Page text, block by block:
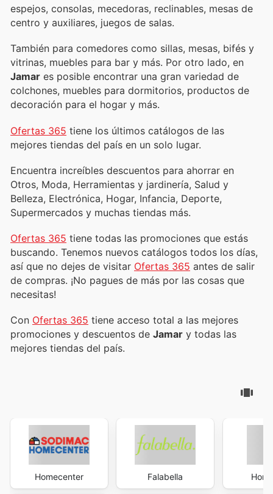
espejos, consolas, mecedoras, reclinables, mesas de
centro y auxiliares, juegos de salas.
También para comedores como sillas, mesas, bifés y
vitrinas, muebles para bar y más. Por otro lado, en
Jamar es posible encontrar una gran variedad de
colchones, muebles para dormitorios, productos de
decoración para el hogar y más.
Ofertas 365 tiene los últimos catálogos de las
mejores tiendas del país en un solo lugar.
Encuentra increíbles descuentos para ahorrar en
Otros, Moda, Herramientas y jardinería, Salud y
Belleza, Electrónica, Hogar, Infancia, Deporte,
Supermercados y muchas tiendas más.
Ofertas 365 tiene todas las promociones que estás
buscando. Tenemos nuevos catálogos todos los días,
así que no dejes de visitar Ofertas 365 antes de salir
de compras. ¡No pagues de más por las cosas que
necesitas!
Con Ofertas 365 tiene acceso total a las mejores
promociones y descuentos de Jamar y todas las
mejores tiendas del país.
Homecenter Falabella